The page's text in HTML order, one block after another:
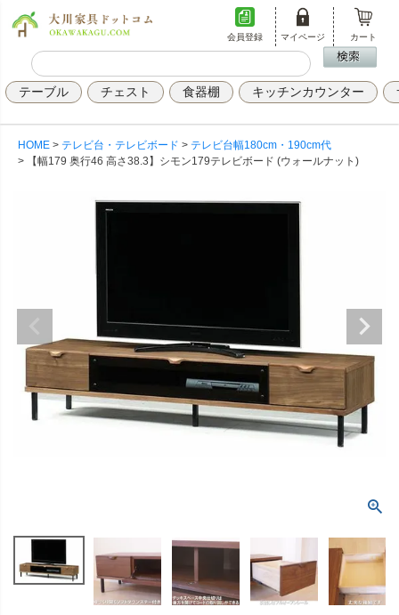
会員登録 マイページ カート
テーブル チェスト 食器棚 キッチンカウンター
HOME テレビ台・テレビボード
テレビ台幅180cm・190cm代
【幅179 奥行46 高さ38.3】シモン179テレビボード (ウォールナット)